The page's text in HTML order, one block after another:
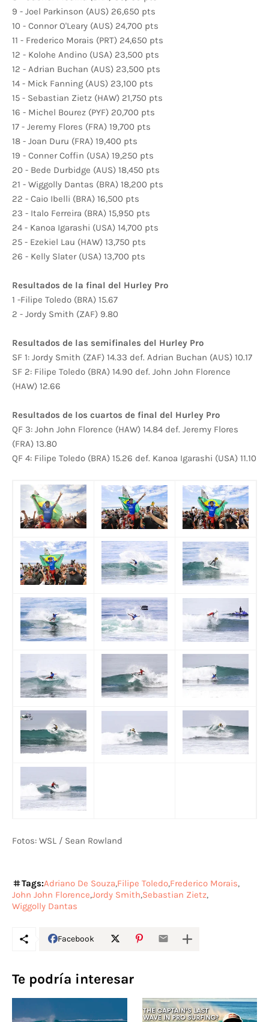
9 - Joel Parkinson (AUS) 26,650 pts
10 - Connor O'Leary (AUS) 24,700 pts
11 - Frederico Morais (PRT) 24,650 pts
12 - Kolohe Andino (USA) 23,500 pts
12 - Adrian Buchan (AUS) 23,500 pts
14 - Mick Fanning (AUS) 23,100 pts
15 - Sebastian Zietz (HAW) 21,750 pts
16 - Michel Bourez (PYF) 20,700 pts
17 - Jeremy Flores (FRA) 19,700 pts
18 - Joan Duru (FRA) 19,400 pts
19 - Conner Coffin (USA) 19,250 pts
20 - Bede Durbidge (AUS) 18,450 pts
21 - Wiggolly Dantas (BRA) 18,200 pts
22 - Caio Ibelli (BRA) 16,500 pts
23 - Italo Ferreira (BRA) 15,950 pts
24 - Kanoa Igarashi (USA) 14,700 pts
25 - Ezekiel Lau (HAW) 13,750 pts
26 - Kelly Slater (USA) 13,700 pts
Resultados de la final del Hurley Pro
1 -Filipe Toledo (BRA) 15.67
2 - Jordy Smith (ZAF) 9.80
Resultados de las semifinales del Hurley Pro
SF 1: Jordy Smith (ZAF) 14.33 def. Adrian Buchan (AUS) 10.17
SF 2: Filipe Toledo (BRA) 14.90 def. John John Florence
(HAW) 12.66
Resultados de los cuartos de final del Hurley Pro
QF 3: John John Florence (HAW) 14.84 def. Jeremy Flores
(FRA) 13.80
QF 4: Filipe Toledo (BRA) 15.26 def. Kanoa Igarashi (USA) 11.10
Fotos: WSL / Sean Rowland
Tags:Adriano De Souza Filipe Toledo Frederico Morais
John John Florence Jordy Smith Sebastian Zietz
Wiggolly Dantas
Facebook
Te podría interesar